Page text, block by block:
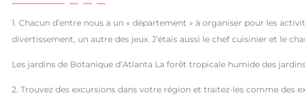
1. Chacun d’entre nous a un « département » à organiser pour les
divertissement, un autre des jeux. J’étais aussi le chef cuisinier et le
Les jardins de Botanique d’Atlanta La forêt tropicale humide des
2. Trouvez des excursions dans votre région et traitez-les comme des